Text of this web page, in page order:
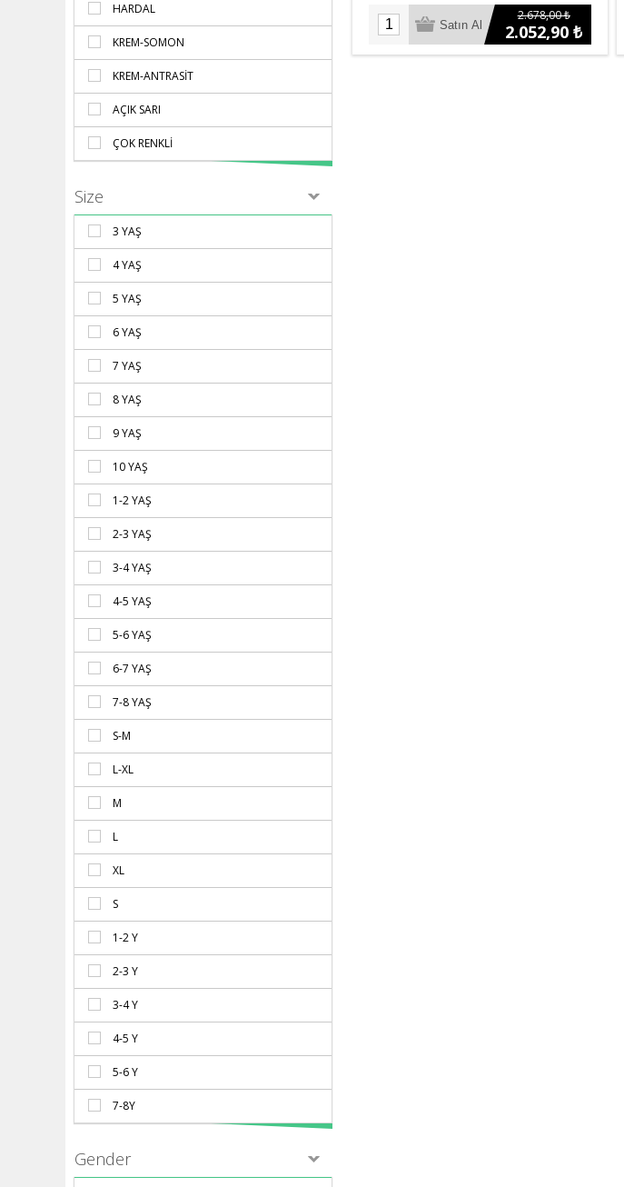
HARDAL
KREM-SOMON
KREM-ANTRASİT
AÇIK SARI
ÇOK RENKLI
Size
3 YAŞ
4 YAŞ
5 YAŞ
6 YAŞ
7 YAŞ
8 YAŞ
9 YAŞ
10 YAŞ
1-2 YAŞ
2-3 YAŞ
3-4 YAŞ
4-5 YAŞ
5-6 YAŞ
6-7 YAŞ
7-8 YAŞ
S-M
L-XL
M
L
XL
S
1-2 Y
2-3 Y
3-4 Y
4-5 Y
5-6 Y
7-8Y
Gender
2.678,00 ₺
2.052,90 ₺